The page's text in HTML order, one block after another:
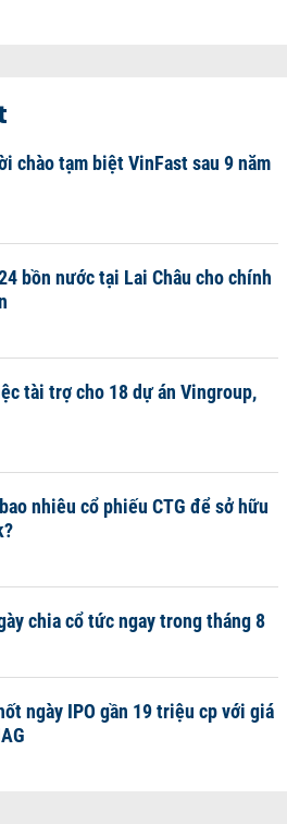
chào tạm biệt VinFast sau 9 năm
bồn nước tại Lai Châu cho chính
tài trợ cho 18 dự án Vingroup,
nhiêu cổ phiếu CTG để sở hữu
chia cổ tức ngay trong tháng 8
ngày IPO gần 19 triệu cp với giá